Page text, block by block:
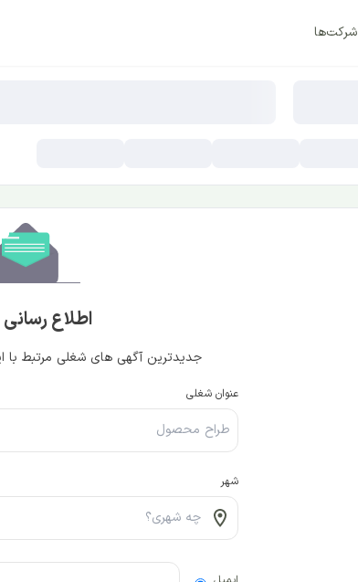
شرکت‌ها
اطلاع
جدیدترین آگهی های شغلی مرتبط با
عنوان شغلی
شهر